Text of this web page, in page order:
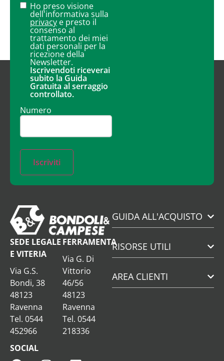
Ho preso visione
dell'informativa sulla
privacy e presto il
consenso al
trattamento dei miei
dati personali per la
ricezione della
Newsletter.
Iscrivendoti riceverai
subito la Guida
Gratuita al serraggio
controllato.
Numero
Iscriviti
SEDE LEGALE
E VITERIA
Via G.S.
Bondi, 38
48123
Ravenna
Tel. 0544
452966
FERRAMENTA
Via G. Di
Vittorio
46/56
48123
Ravenna
Tel. 0544
218336
SOCIAL
GUIDA ALL'ACQUISTO
RISORSE UTILI
AREA CLIENTI